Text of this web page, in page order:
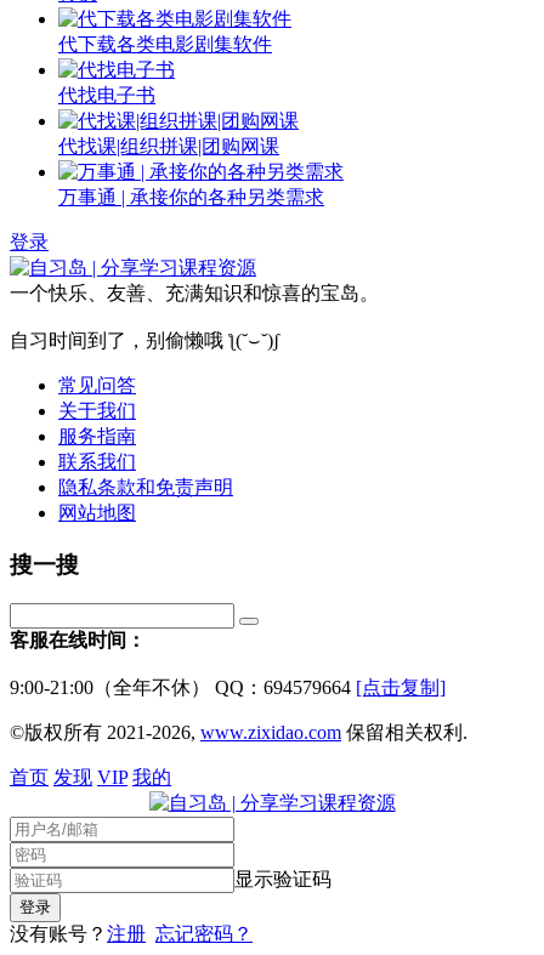
代下载各类电影剧集软件
代找电子书
代找课|组织拼课|团购网课
万事通 | 承接你的各种另类需求
登录
一个快乐、友善、充满知识和惊喜的宝岛。
自习时间到了，别偷懒哦 ƪ(˘⌣˘)ʃ
常见问答
关于我们
服务指南
联系我们
隐私条款和免责声明
网站地图
搜一搜
客服在线时间：
9:00-21:00（全年不休） QQ：694579664 [点击复制]
©版权所有 2021-2026, www.zixidao.com 保留相关权利.
首页 发现 VIP 我的
显示验证码
没有账号？ 注册 忘记密码？